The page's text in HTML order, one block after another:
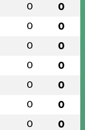
0 0
0 0
0 0
0 0
0 0
0 0
0 0